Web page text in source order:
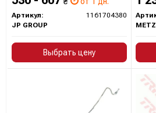
Артикул:
1161704380
JP GROUP
Выбрать цену